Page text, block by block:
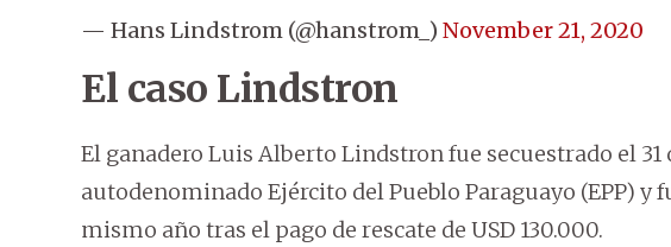
— Hans Lindstrom (@hanstrom_) November 21, 2020
El caso Lindstron
El ganadero Luis Alberto Lindstron fue secuestrado el
autodenominado Ejército del Pueblo Paraguayo (EPP) y
mismo año tras el pago de rescate de USD 130.000.